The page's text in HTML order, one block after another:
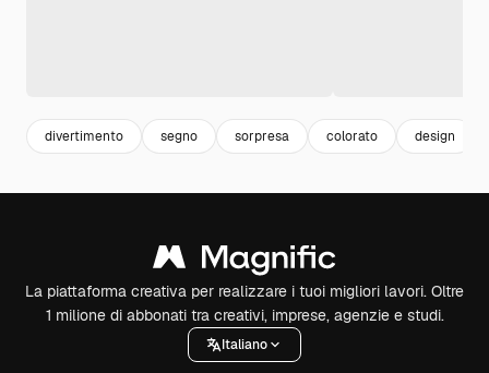
divertimento segno sorpresa colorato design
La piattaforma creativa per realizzare i tuoi migliori lavori. Oltre
1 milione di abbonati tra creativi, imprese, agenzie e studi.
Italiano